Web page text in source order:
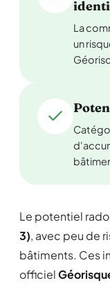
La
un
Le potentiel
3), avec peu de
bâtiments. Ces
officiel